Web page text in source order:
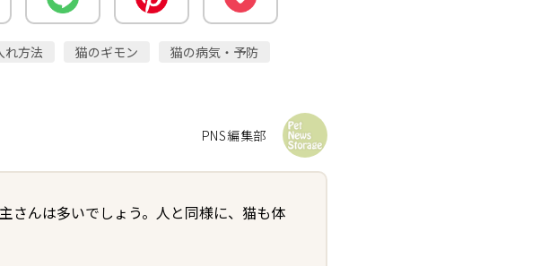
れ方法 猫のギモン 猫の病気・予防
PNS編集部
さんは多いでしょう。人と同様に、猫も体